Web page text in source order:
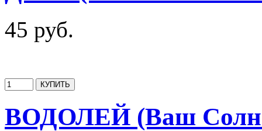
45 руб.
ВОДОЛЕЙ (Ваш